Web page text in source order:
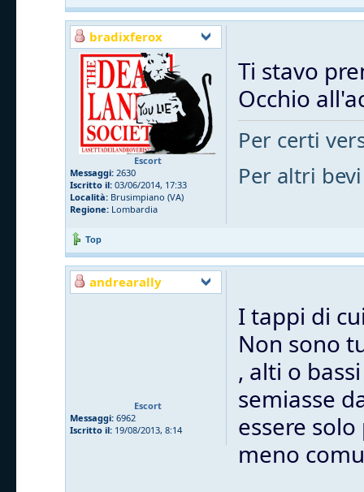
bradixferox
Escort
Messaggi: 2630
Iscritto il: 03/06/2014, 17:33
Località: Brusimpiano (VA)
Regione: Lombardia
Ti stavo
Occhio
Per certi
Per altri bevi
Top
andrearally
Escort
Messaggi: 6962
Iscritto il: 19/08/2013, 8:14
I tappi di
Non sono
, alti o
semiasse
essere
meno